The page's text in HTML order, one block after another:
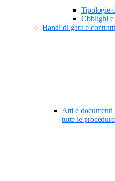
Tipologie
Obblighi e
Bandi di gara e contratti
Atti e documenti
tutte le procedure